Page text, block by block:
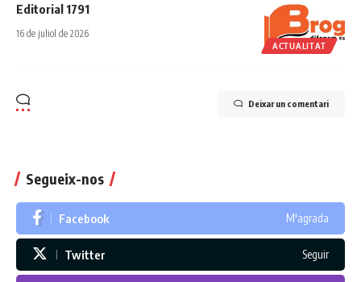
ACTUALITAT
Editorial 1791
16 de juliol de 2026
Deixar un comentari
Segueix-nos
Facebook M'agrada
Twitter Seguir